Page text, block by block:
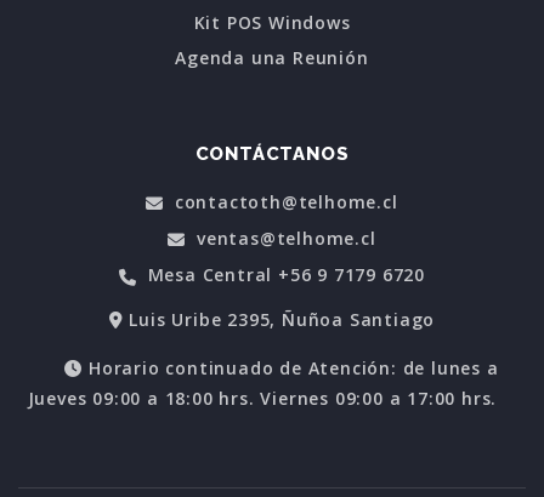
Kit POS Windows
Agenda una Reunión
CONTÁCTANOS
contactoth@telhome.cl
ventas@telhome.cl
Mesa Central +56 9 7179 6720
Luis Uribe 2395, Ñuñoa Santiago
Horario continuado de Atención: de lunes a
Jueves 09:00 a 18:00 hrs. Viernes 09:00 a 17:00 hrs.